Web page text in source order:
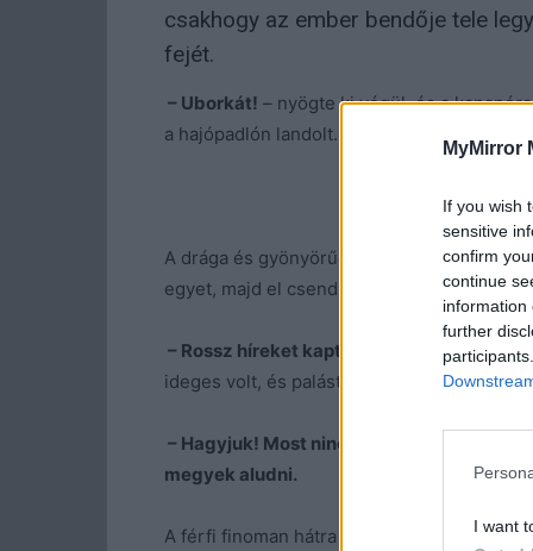
MyMirror
If you wish
sensitive
confirm
continue
information
further
I want
csakhogy az ember bendője tele
fejét.
– Uborkát! – nyögte ki végül, és a
a hajópadlón landolt.
A drága és gyönyörűen megmunkált
egyet, majd el csend maradt utána.
– Rossz híreket kaptál?
– nézett rá a
ideges volt, és palástolni próbálta.
– Hagyjuk! Most nincs kedvem lelkizni!
megyek aludni.
A férfi finoman hátra simította a haját, és